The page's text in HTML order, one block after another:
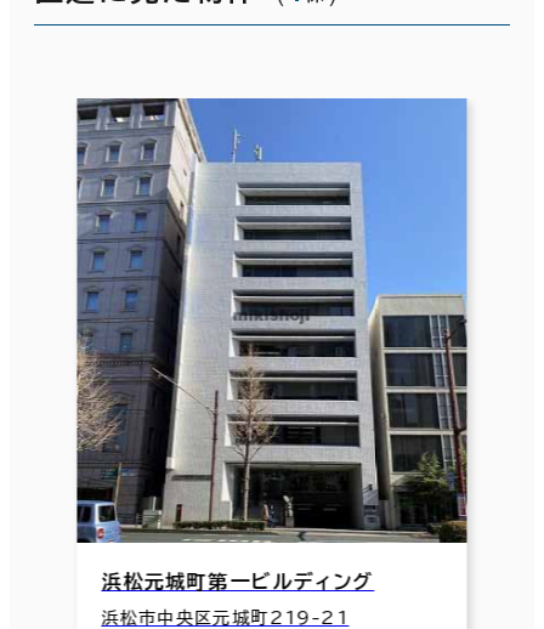
浜松元城町第一ビルディング
浜松市中央区元城町219-21